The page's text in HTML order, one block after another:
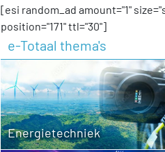
[esi random_ad amount="1"
position="171" ttl="30"]
e-Totaal thema's
Energietechniek